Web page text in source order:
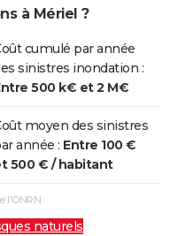
1997 2 j Oui
1995 1 j Oui
à Mériel ?
cumulé par année
sinistres inondation :
500 k€ et 2 M€
moyen des sinistres
année : Entre 100 €
500 € / habitant
l'ONRN
naturels